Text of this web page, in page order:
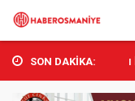
SON DAKİKA:
Yangını Kontrol Altına